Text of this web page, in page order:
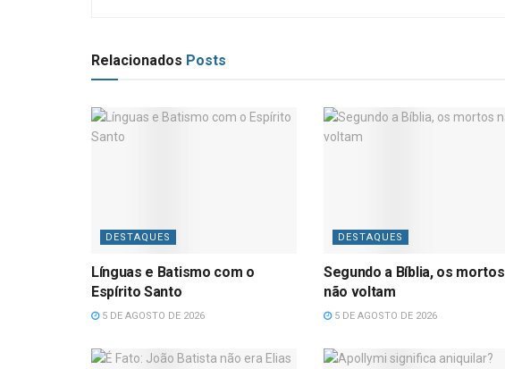
Relacionados Posts
DESTAQUES
Línguas e Batismo com o
Espírito Santo
5 DE AGOSTO DE 2026
DESTAQUES
Segundo a Bíblia, os mortos
não voltam
5 DE AGOSTO DE 2026